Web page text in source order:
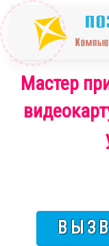
Мастер